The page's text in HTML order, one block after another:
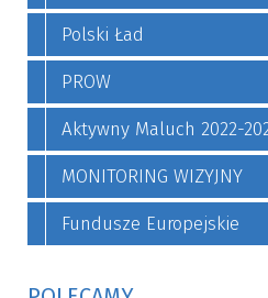
Polski Ład
PROW
Aktywny Maluch 2022-
MONITORING WIZYJNY
Fundusze Europejskie